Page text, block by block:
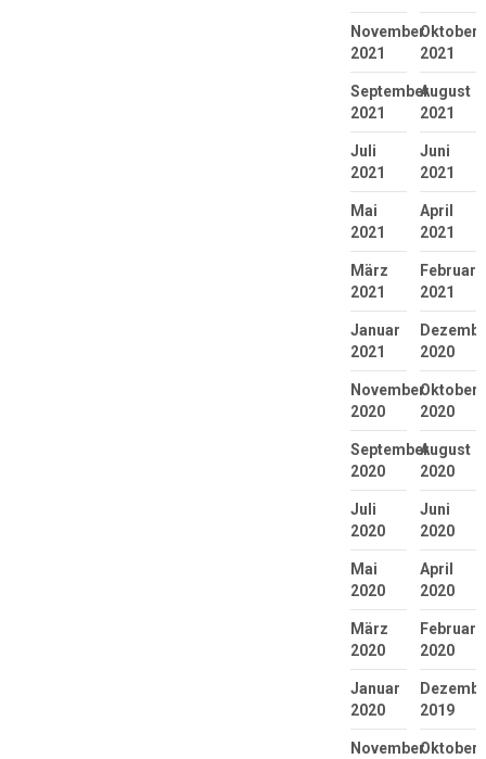
November
2021
Oktober
2021
September
2021
August
2021
Juli
2021
Juni
2021
Mai
2021
April
2021
März
2021
Februar
2021
Januar
2021
2020
November
2020
Oktober
2020
September
2020
August
2020
Juli
2020
Juni
2020
Mai
2020
April
2020
März
2020
Februar
2020
Januar
2020
2019
NovemberOktober